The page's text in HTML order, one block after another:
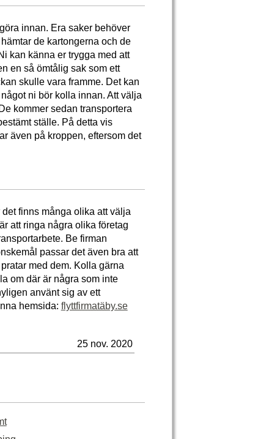
innan. Era saker behöver
de kartongerna och de
kan känna er trygga med att
en så ömtålig sak som ett
skulle vara framme. Det kan
ni bör kolla innan. Att välja
kommer sedan transportera
ställe. På detta vis
även på kroppen, eftersom det
finns många olika att välja
att ringa några olika företag
Be firman
passar det även bra att
med dem. Kolla gärna
om där är några som inte
använt sig av ett
hemsida: flyttfirmatäby.se
25 nov. 2020